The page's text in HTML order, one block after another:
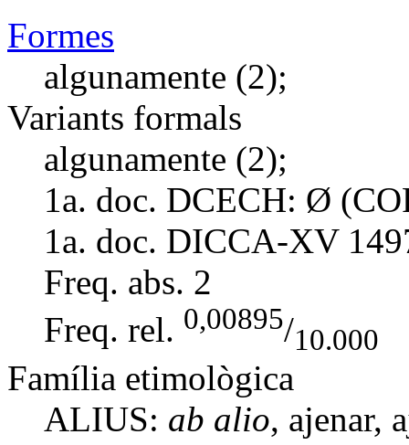
Formes
algunamente (2);
Variants formals
algunamente (2);
1a. doc. DCECH: Ø
1a. doc. DICCA-XV
Freq. abs. 2
Freq. rel. 0,00895/10.000
Família etimològica
ALIUS: ab alio, ajenar,